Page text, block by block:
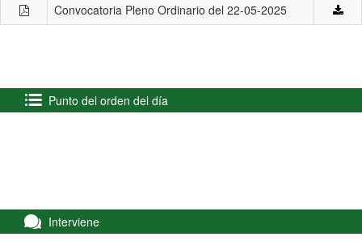
hour,
Convocatoria Pleno Ordinario del 22-05-2025
Punto del orden del día
Interviene